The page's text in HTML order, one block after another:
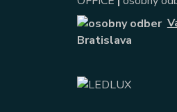
Bratislava